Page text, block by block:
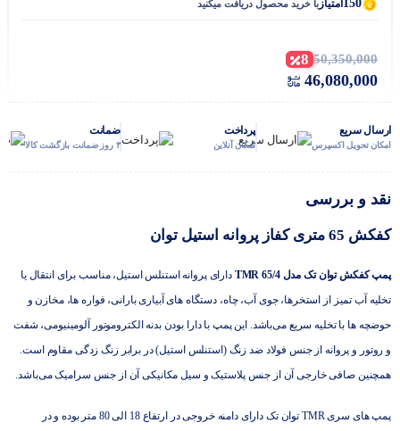
150 امتیاز با خرید محصول دریافت میکنید
50,350,000
8
46,080,000
ارسال سریع
امکان تحویل اکسپرس
پرداخت
امکان آنلاین
ضمانت
۳ روز ضمانت بازگشت کالا
نقد و بررسی
کفکش 65 متری کفاز پروانه استیل توان
پمپ کفکش توان تک مدل TMR 65/4
دارای پروانه استنلس استیل، مناسب برای انتقال یا
تخلیه آب تمیز از استخرها، جوی آب، چاه، دستگاه های آبیاری بارانی، فواره ها، مخازن و
حوضچه ها با تخلیه سریع می‌باشد. این پمپ با دارا بودن بدنه الکتروموتور آلومینیومی، شفت
و روتور و پروانه از جنس فولاد ضد زنگ (استنلس استیل) در برابر زنگ زدگی مقاوم است.
همچنین صافی خارجی آن از جنس پلاستیک و سیل مکانیکی آن از جنس سرامیک می‌باشد.
پمپ های سری TMR توان تک دارای دامنه خروجی در ارتفاع 18 الی 80 متر بوده و در